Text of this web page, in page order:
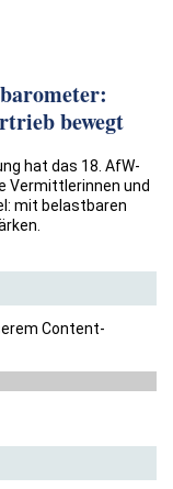
bewegt
hat das 18. AfW-
Vermittlerinnen und
mit belastbaren
Content-